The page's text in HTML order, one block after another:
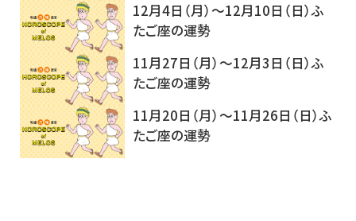
12月4日（月）～12月10日（日）ふ
たご座の運勢
11月27日（月）～12月3日（日）ふ
たご座の運勢
11月20日（月）～11月26日（日）ふ
たご座の運勢